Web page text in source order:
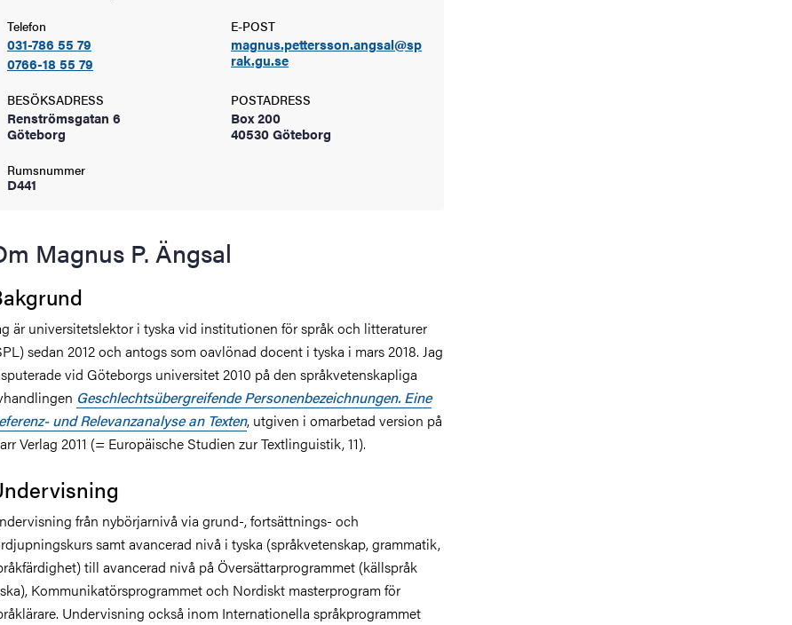
traditioner
Telefon
031-786 55 79
0766-18 55 79
E-POST
magnus.pettersson.angsal@sp
rak.gu.se
BESÖKSADRESS
Renströmsgatan 6
Göteborg
Rumsnummer
D441
POSTADRESS
Box 200
40530 Göteborg
Magnus P. Ängsal
är universitetslektor i tyska vid institutionen för språk och litteraturer
sedan 2012 och antogs som oavlönad docent i tyska i mars 2018. Jag
vid Göteborgs universitet 2010 på den språkvetenskapliga
Geschlechtsübergreifende Personenbezeichnungen. Eine
und Relevanzanalyse an Texten, utgiven i omarbetad version på
Verlag 2011 (= Europäische Studien zur Textlinguistik, 11).
från nybörjarnivå via grund-, fortsättnings- och
samt avancerad nivå i tyska (språkvetenskap, grammatik,
till avancerad nivå på Översättarprogrammet (källspråk
Kommunikatörsprogrammet och Nordiskt masterprogram för
Undervisning också inom Internationella språkprogrammet